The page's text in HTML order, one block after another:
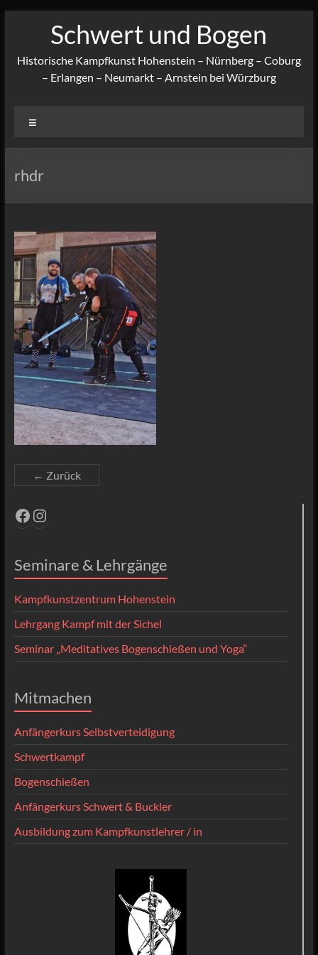
Schwert und Bogen
Historische Kampfkunst Hohenstein – Nürnberg – Coburg
– Erlangen – Neumarkt – Arnstein bei Würzburg
rhdr
← Zurück
Facebook
Instagram
Seminare & Lehrgänge
Kampfkunstzentrum Hohenstein
Lehrgang Kampf mit der Sichel
Seminar „Meditatives Bogenschießen und Yoga“
Mitmachen
Anfängerkurs Selbstverteidigung
Schwertkampf
Bogenschießen
Anfängerkurs Schwert & Buckler
Ausbildung zum Kampfkunstlehrer / in